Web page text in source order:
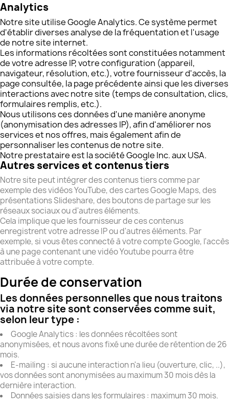
Analytics
Notre site utilise Google Analytics. Ce système permet
d'établir diverses analyse de la fréquentation et l'usage
de notre site internet.
Les informations récoltées sont constituées notamment
de votre adresse IP, votre configuration (appareil,
navigateur, résolution, etc.), votre fournisseur d'accès, la
page consultée, la page précédente ainsi que les diverses
interactions avec notre site (temps de consultation, clics,
formulaires remplis, etc.).
Nous utilisons ces données d'une manière anonyme
(anonymisation des adresses IP), afin d'améliorer nos
services et nos offres, mais également afin de
personnaliser les contenus de notre site.
Notre prestataire est la société Google Inc. aux USA.
Autres services et contenus tiers
Notre site peut intégrer des contenus tiers comme par
exemple des vidéos YouTube, des cartes Google Maps, des
présentations Slideshare, des boutons de partage sur les
réseaux sociaux ou d'autres éléments.
Cela implique que les fournisseur de ces contenus
enregistrent votre adresse IP ou d'autres éléments. Par
exemple, si vous êtes connecté à votre compte Google, l'accès
à une page contenant une vidéo Youtube pourra être
attribuée à votre compte.
Durée de conservation
Les données personnelles que nous traitons
via notre site sont conservées comme suit,
selon leur type :
Google Analytics : les données récoltées sont
anonymisées, et nous avons fixé une durée de rétention de 26
mois.
E-mailing : si aucune interaction n'a lieu (ouverture, clic, ..),
vos données sont anonymisées au maximum 30 mois dès la
dernière interaction.
Données saisies dans les formulaires : maximum 30 mois.